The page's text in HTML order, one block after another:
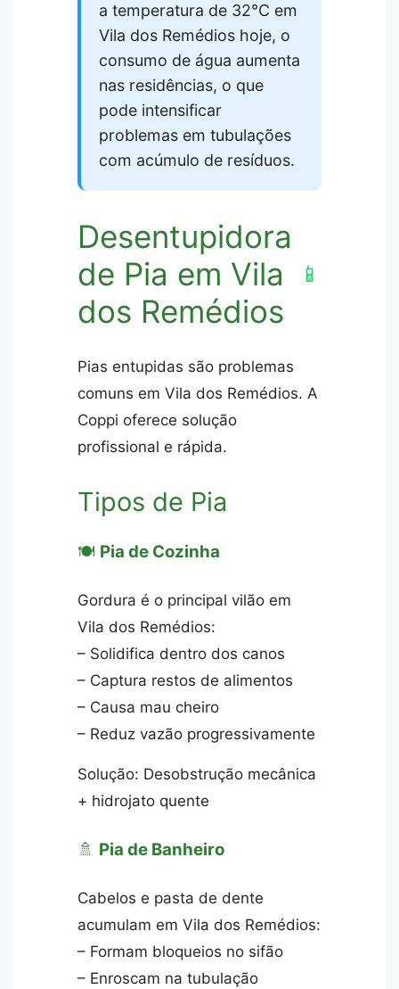
a temperatura de 32°C em
Vila dos Remédios hoje, o
consumo de água aumenta
nas residências, o que
pode intensificar
problemas em tubulações
com acúmulo de resíduos.
Desentupidora
de Pia em Vila
dos Remédios
📱
Pias entupidas são problemas
comuns em Vila dos Remédios. A
Coppi oferece solução
profissional e rápida.
Tipos de Pia
🍽️ Pia de Cozinha
Gordura é o principal vilão em
Vila dos Remédios:
– Solidifica dentro dos canos
– Captura restos de alimentos
– Causa mau cheiro
– Reduz vazão progressivamente
Solução: Desobstrução mecânica
+ hidrojato quente
🚿 Pia de Banheiro
Cabelos e pasta de dente
acumulam em Vila dos Remédios:
– Formam bloqueios no sifão
– Enroscam na tubulação